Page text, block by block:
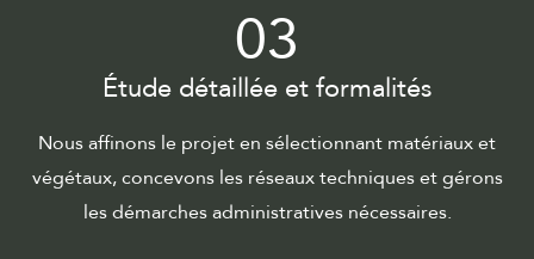
03
Étude détaillée et formalités
Nous affinons le projet en sélectionnant matériaux et
végétaux, concevons les réseaux techniques et gérons
les démarches administratives nécessaires.